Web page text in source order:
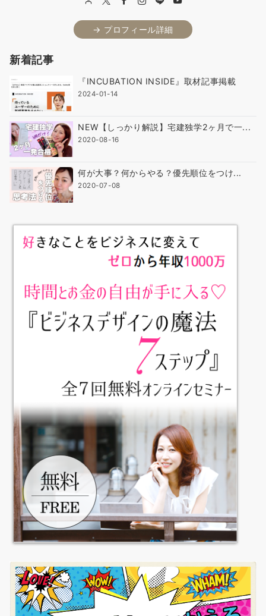
→ プロフィール詳細
新着記事
『INCUBATION INSIDE』取材記事掲載
2024-01-14
NEW【しっかり解説】宅建独学2ヶ月で一...
2020-08-16
何が大事？何からやる？優先順位をつけ...
2020-07-08